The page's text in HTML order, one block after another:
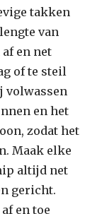
takken
van
en net
of te steil
volwassen
en het
zodat het
Maak elke
altijd net
gericht.
en toe